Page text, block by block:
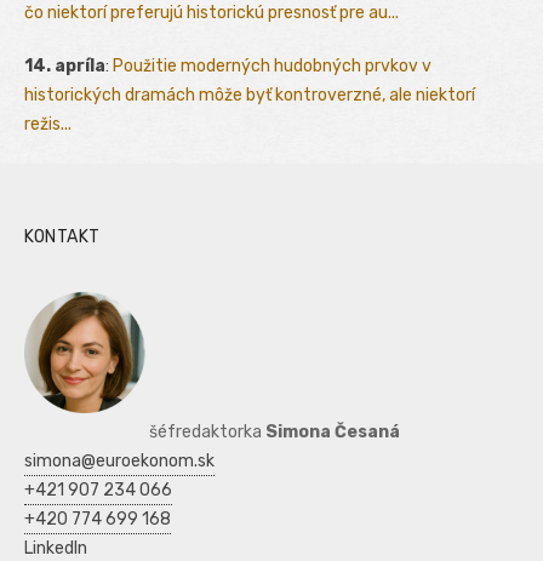
čo niektorí preferujú historickú presnosť pre au...
14. apríla: Použitie moderných hudobných prvkov v
historických dramách môže byť kontroverzné, ale niektorí
režis...
KONTAKT
šéfredaktorka Simona Česaná
simona@euroekonom.sk
+421 907 234 066
+420 774 699 168
LinkedIn